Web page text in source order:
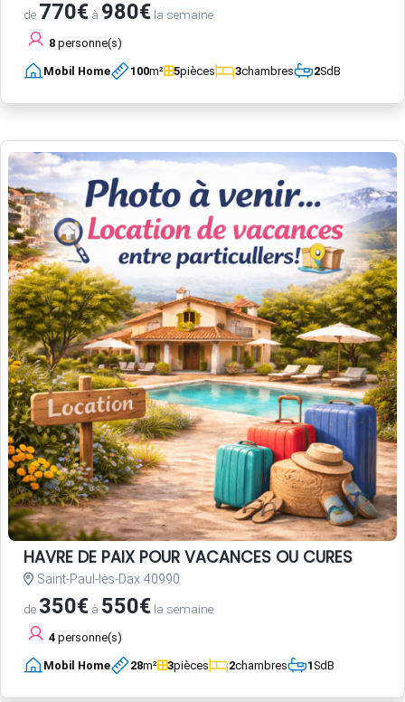
de 770€ à 980€ la semaine
8 personne(s)
Mobil Home 100m² 5pièces 3chambres 2SdB
HAVRE DE PAIX POUR VACANCES OU CURES
Saint-Paul-lès-Dax 40990
de 350€ à 550€ la semaine
4 personne(s)
Mobil Home 28m² 3pièces 2chambres 1SdB